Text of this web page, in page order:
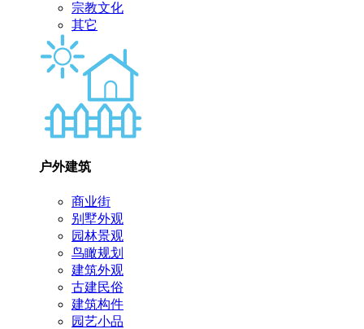
宗教文化
其它
户外建筑
商业街
别墅外观
园林景观
鸟瞰规划
建筑外观
古建民俗
建筑构件
园艺小品